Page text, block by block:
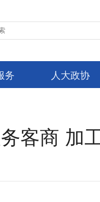
务 人大政协
客商 加